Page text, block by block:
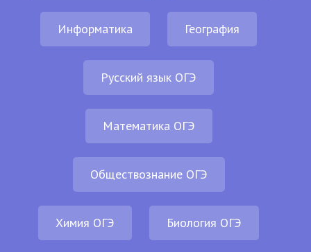
Информатика География
Русский язык ОГЭ
Математика ОГЭ
Обществознание ОГЭ
Химия ОГЭ Биология ОГЭ